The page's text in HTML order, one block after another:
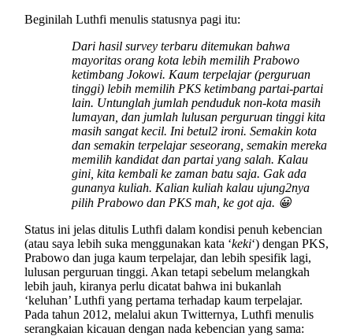
Beginilah Luthfi menulis statusnya pagi itu:
Dari hasil survey terbaru ditemukan bahwa
mayoritas orang kota lebih memilih Prabowo
ketimbang Jokowi. Kaum terpelajar (perguruan
tinggi) lebih memilih PKS ketimbang partai-partai
lain. Untunglah jumlah penduduk non-kota masih
lumayan, dan jumlah lulusan perguruan tinggi kita
masih sangat kecil. Ini betul2 ironi. Semakin kota
dan semakin terpelajar seseorang, semakin mereka
memilih kandidat dan partai yang salah. Kalau
gini, kita kembali ke zaman batu saja. Gak ada
gunanya kuliah. Kalian kuliah kalau ujung2nya
pilih Prabowo dan PKS mah, ke got aja. 😀
Status ini jelas ditulis Luthfi dalam kondisi penuh kebencian
(atau saya lebih suka menggunakan kata ‘keki‘) dengan PKS,
Prabowo dan juga kaum terpelajar, dan lebih spesifik lagi,
lulusan perguruan tinggi. Akan tetapi sebelum melangkah
lebih jauh, kiranya perlu dicatat bahwa ini bukanlah
‘keluhan’ Luthfi yang pertama terhadap kaum terpelajar.
Pada tahun 2012, melalui akun Twitternya, Luthfi menulis
serangkaian kicauan dengan nada kebencian yang sama: